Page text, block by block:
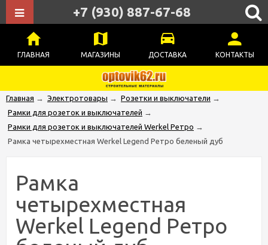
ГЛАВНАЯ МАГАЗИНЫ ДОСТАВКА КОНТАКТЫ
+7 (930) 887-67-68
Главная → Электротовары → Розетки и выключатели →
Рамки для розеток и выключателей →
Рамки для розеток и выключателей Werkel Ретро →
Рамка четырехместная Werkel Legend Ретро беленый дуб
Рамка
четырехместная
Werkel Legend Ретро